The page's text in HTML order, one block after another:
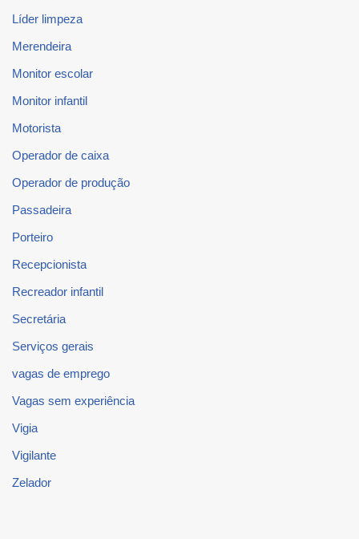
Líder limpeza
Merendeira
Monitor escolar
Monitor infantil
Motorista
Operador de caixa
Operador de produção
Passadeira
Porteiro
Recepcionista
Recreador infantil
Secretária
Serviços gerais
vagas de emprego
Vagas sem experiência
Vigia
Vigilante
Zelador